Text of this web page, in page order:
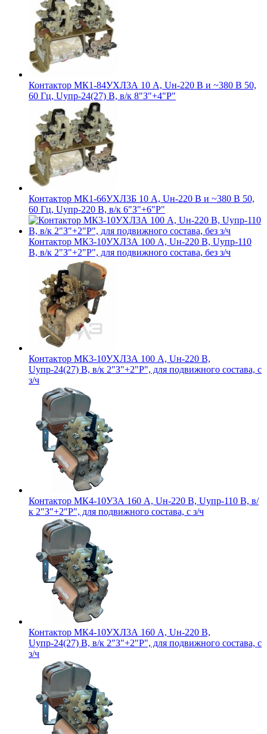
Контактор МК1-84УХЛ3А 10 А, Uн-220 В и ~380 В 50,
60 Гц, Uупр-24(27) В, в/к 8"З"+4"Р"
Контактор МК1-66УХЛ3Б 10 А, Uн-220 В и ~380 В 50,
60 Гц, Uупр-220 В, в/к 6"З"+6"Р"
Контактор МК3-10УХЛ3А 100 А, Uн-220 В, Uупр-110
В, в/к 2"З"+2"Р", для подвижного состава, без з/ч
Контактор МК3-10УХЛ3А 100 А, Uн-220 В,
Uупр-24(27) В, в/к 2"З"+2"Р", для подвижного состава, с
з/ч
Контактор МК4-10У3А 160 А, Uн-220 В, Uупр-110 В, в/
к 2"З"+2"Р", для подвижного состава, с з/ч
Контактор МК4-10УХЛ3А 160 А, Uн-220 В,
Uупр-24(27) В, в/к 2"З"+2"Р", для подвижного состава, с
з/ч